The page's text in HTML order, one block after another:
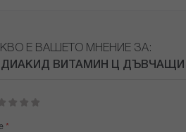
Е ВАШЕТО МНЕНИЕ ЗА:
ВИТАМИН Ц ДЪВЧАЩИ